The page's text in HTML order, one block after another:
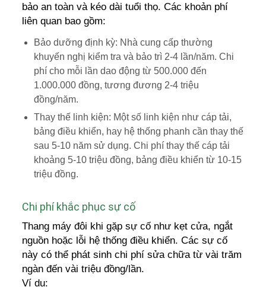
bảo an toàn và kéo dài tuổi thọ. Các khoản phí
liên quan bao gồm:
Bảo dưỡng định kỳ: Nhà cung cấp thường
khuyến nghị kiểm tra và bảo trì 2-4 lần/năm. Chi
phí cho mỗi lần dao động từ 500.000 đến
1.000.000 đồng, tương đương 2-4 triệu
đồng/năm.
Thay thế linh kiện: Một số linh kiện như cáp tải,
bảng điều khiển, hay hệ thống phanh cần thay thế
sau 5-10 năm sử dụng. Chi phí thay thế cáp tải
khoảng 5-10 triệu đồng, bảng điều khiển từ 10-15
triệu đồng.
Chi phí khắc phục sự cố
Thang máy đôi khi gặp sự cố như kẹt cửa, ngắt
nguồn hoặc lỗi hệ thống điều khiển. Các sự cố
này có thể phát sinh chi phí sửa chữa từ vài trăm
ngàn đến vài triệu đồng/lần.
Ví dụ: